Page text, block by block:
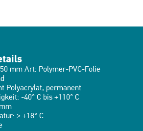
mm Art: Polymer-PVC-Folie
Polyacrylat, permanent
-40° C bis +110° C
> +18° C